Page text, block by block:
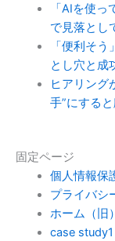
「AIを使
で見落とし
「便利そ
とし穴と成
ヒアリング
手”にする
固定ページ
個人情報保
プライバシ
ホーム（旧）
case